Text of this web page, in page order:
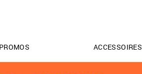
PROMOS ACCESSOIRES